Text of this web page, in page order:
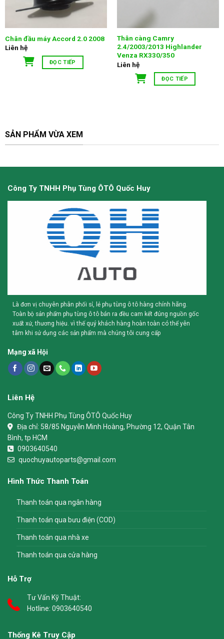
Chân đầu máy Accord 2.0 2008
Liên hệ
ĐỌC TIẾP
Thân càng Camry
2.4/2003/2013 Highlander
Venza RX330/350
Liên hệ
ĐỌC TIẾP
SẢN PHẨM VỪA XEM
Công Ty TNHH Phụ Tùng ÔTÔ Quốc Huy
Là đơn vị chuyên phân phối sỉ, lẻ phụ tùng ô tô hàng chính hãng.
Toàn bộ sản phẩm phụ tùng ô tô bán ra đều cam kết đúng nguồn gốc
xuất xứ, thương hiệu. vì thế quý khách hàng hoàn toàn có thể yên
tâm khi sử dụng các sản phẩm mà chúng tôi cung cấp
Mạng xã Hội
Liên Hệ
Công Ty TNHH Phụ Tùng ÔTÔ Quốc Huy
Địa chỉ: 58/85 Nguyễn Minh Hoàng, Phường 12, Quận Tân
Bình, tp HCM
0903640540
quochuyautoparts@gmail.com
Hình Thức Thanh Toán
Thanh toán qua ngân hàng
Thanh toán qua bưu điện (COD)
Thanh toán qua nhà xe
Thanh toán qua cửa hàng
Hỗ Trợ
Tư Vấn Kỹ Thuật:
Hotline: 0903640540
Thống Kê Truy Cập